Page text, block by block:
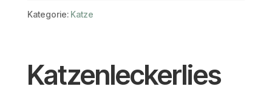
Kategorie: Katze
Katzenleckerlies